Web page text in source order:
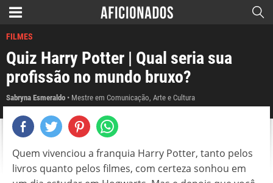
FILMES
Quiz Harry Potter | Qual seria sua
profissão no mundo bruxo?
Sabryna Esmeraldo Mestre em Comunicação, Arte e Cultura
Quem vivenciou a franquia Harry Potter, tanto pelos
livros quanto pelos filmes, com certeza sonhou em